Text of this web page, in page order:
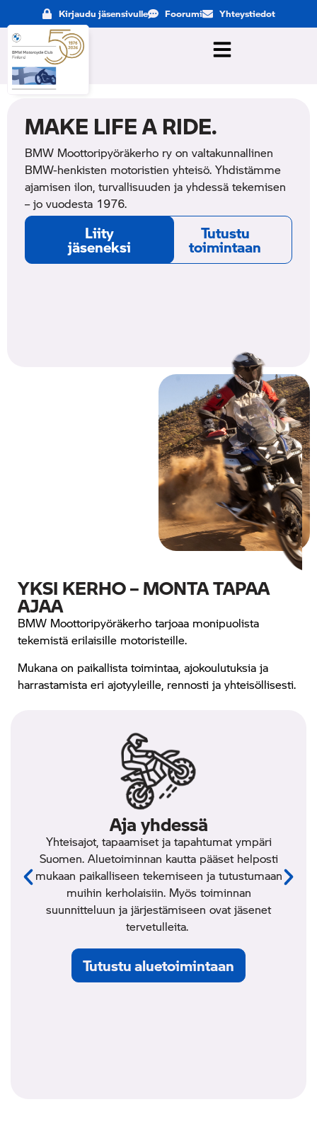
Kirjaudu jäsensivulle Foorumi Yhteystiedot
MAKE LIFE A RIDE.
BMW Moottoripyöräkerho ry on valtakunnallinen
BMW-henkisten motoristien yhteisö. Yhdistämme
ajamisen ilon, turvallisuuden ja yhdessä tekemisen
– jo vuodesta 1976.
Liity
jäseneksi
Tutustu
toimintaan
YKSI KERHO – MONTA TAPAA
AJAA
BMW Moottoripyöräkerho tarjoaa monipuolista
tekemistä erilaisille motoristeille.
Mukana on paikallista toimintaa, ajokoulutuksia ja
harrastamista eri ajotyyleille, rennosti ja yhteisöllisesti.
Aja yhdessä
Yhteisajot, tapaamiset ja tapahtumat ympäri
Suomen. Aluetoiminnan kautta pääset helposti
mukaan paikalliseen tekemiseen ja tutustumaan
muihin kerholaisiin.Myös toiminnan
suunnitteluun ja järjestämiseen ovat jäsenet
tervetulleita.
Tutustu aluetoimintaan